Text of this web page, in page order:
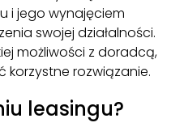
i jego wynajęciem
swojej działalności.
możliwości z doradcą,
korzystne rozwiązanie.
leasingu?